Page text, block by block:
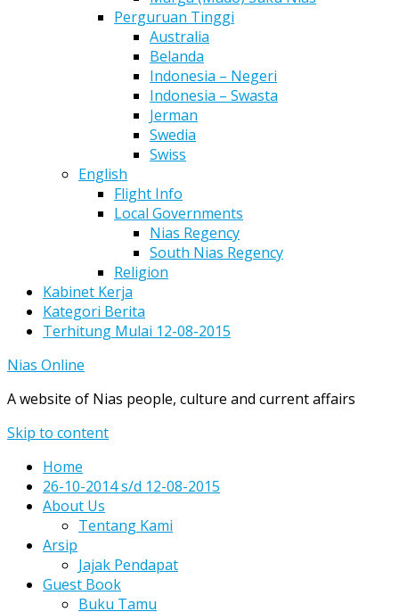
Perguruan Tinggi
Australia
Belanda
Indonesia – Negeri
Indonesia – Swasta
Jerman
Swedia
Swiss
English
Flight Info
Local Governments
Nias Regency
South Nias Regency
Religion
Kabinet Kerja
Kategori Berita
Terhitung Mulai 12-08-2015
Nias Online
A website of Nias people, culture and current affairs
Skip to content
Home
26-10-2014 s/d 12-08-2015
About Us
Tentang Kami
Arsip
Jajak Pendapat
Guest Book
Buku Tamu